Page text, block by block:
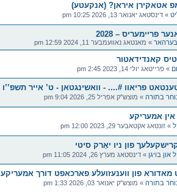
אטאקירן איראן? (אנקעטע)
» דינסטאג יאנואר 13, 2026 10:25 pm
פריימעריס – 2028
» מאנטאג נאוועמבער 11, 2024 12:59 pm
קאנדידאטור
» פרייטאג יולי 14, 2023 2:45 pm
פריאוו #.... - וואשינגטאן - ט’ אייר תשפ’’ו
בתורה » מוצש"ק אפריל 25, 2026 9:04 pm
אין אמעריקע
» זונטאג אקטאבער 29, 2023 12:00 pm
פון ניו יאָרק סיטי
און בויגן » דינסטאג מערץ 26, 2024 11:05 pm
מאדורא פון ווענעזועלע פארכאפט דורך אמעריקע
בתורה » מוצש"ק יאנואר 03, 2026 1:33 pm